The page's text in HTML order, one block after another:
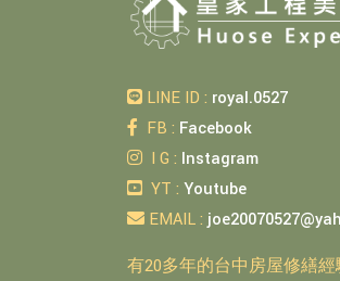
LINE ID : royal.0527
FB : Facebook
I G : Instagram
YT : Youtube
EMAIL :
有20多年的台中房屋修繕